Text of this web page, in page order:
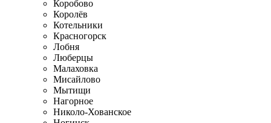
Коробово
Королёв
Котельники
Красногорск
Лобня
Люберцы
Малаховка
Мисайлово
Мытищи
Нагорное
Николо-Хованское